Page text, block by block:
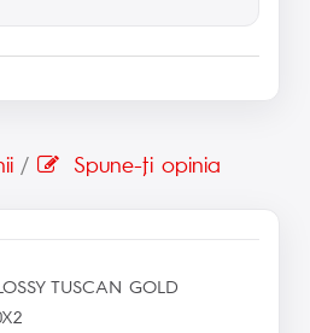
/ Spune-ţi opinia
TUSCAN GOLD